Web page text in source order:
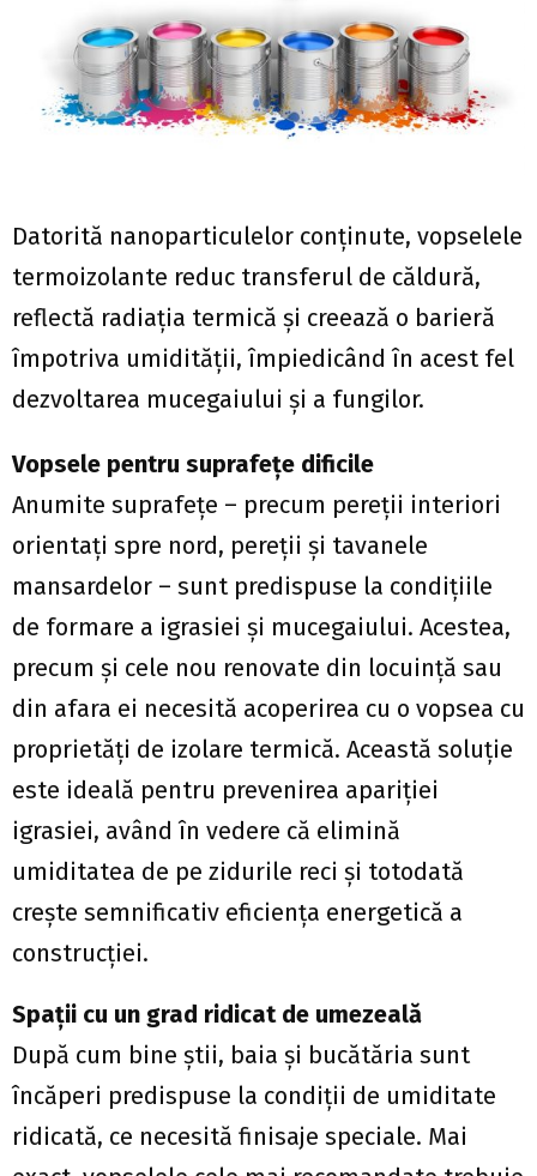
Datorită nanoparticulelor conţinute, vopselele
termoizolante reduc transferul de căldură,
reflectă radiaţia termică şi creează o barieră
împotriva umidităţii, împiedicând în acest fel
dezvoltarea mucegaiului şi a fungilor.
Vopsele pentru suprafeţe dificile
Anumite suprafeţe – precum pereţii interiori
orientaţi spre nord, pereţii şi tavanele
mansardelor – sunt predispuse la condiţiile
de formare a igrasiei şi mucegaiului. Acestea,
precum şi cele nou renovate din locuinţă sau
din afara ei necesită acoperirea cu o vopsea cu
proprietăţi de izolare termică. Această soluţie
este ideală pentru prevenirea apariţiei
igrasiei, având în vedere că elimină
umiditatea de pe zidurile reci şi totodată
creşte semnificativ eficienţa energetică a
construcţiei.
Spaţii cu un grad ridicat de umezeală
După cum bine ştii, baia şi bucătăria sunt
încăperi predispuse la condiţii de umiditate
ridicată, ce necesită finisaje speciale. Mai